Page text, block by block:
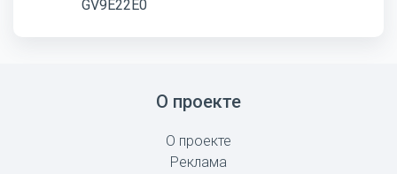
О проекте
О проекте
Реклама